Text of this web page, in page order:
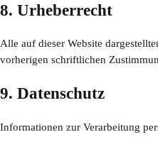
8. Urheberrecht
Alle auf dieser Website
vorherigen schriftlichen
9. Datenschutz
Informationen zur Verarbeitung